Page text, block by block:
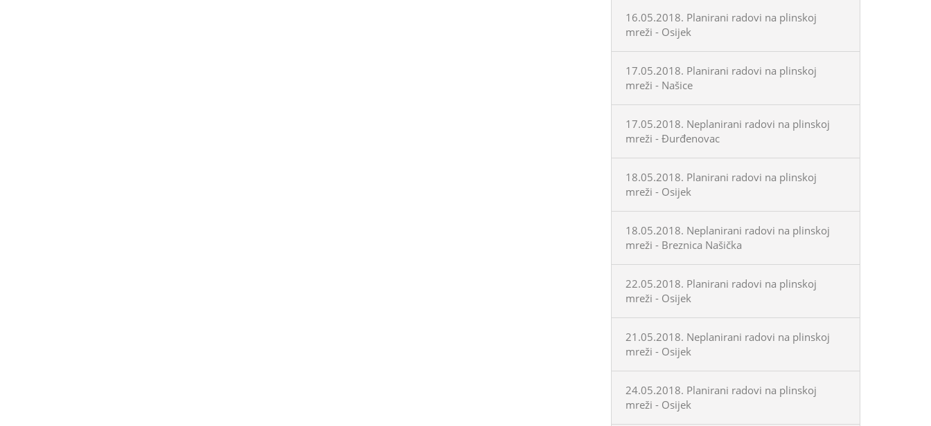
16.05.2018. Planirani radovi na plinskoj
mreži - Osijek
17.05.2018. Planirani radovi na plinskoj
mreži - Našice
17.05.2018. Neplanirani radovi na plinskoj
mreži - Đurđenovac
18.05.2018. Planirani radovi na plinskoj
mreži - Osijek
18.05.2018. Neplanirani radovi na plinskoj
mreži - Breznica Našička
22.05.2018. Planirani radovi na plinskoj
mreži - Osijek
21.05.2018. Neplanirani radovi na plinskoj
mreži - Osijek
24.05.2018. Planirani radovi na plinskoj
mreži - Osijek